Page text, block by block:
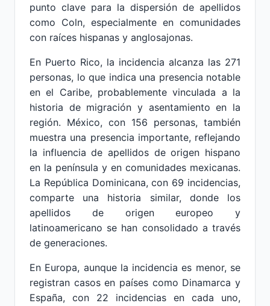
punto clave para la dispersión de apellidos
como Coln, especialmente en comunidades
con raíces hispanas y anglosajonas.
En Puerto Rico, la incidencia alcanza las 271
personas, lo que indica una presencia notable
en el Caribe, probablemente vinculada a la
historia de migración y asentamiento en la
región. México, con 156 personas, también
muestra una presencia importante, reflejando
la influencia de apellidos de origen hispano
en la península y en comunidades mexicanas.
La República Dominicana, con 69 incidencias,
comparte una historia similar, donde los
apellidos de origen europeo y
latinoamericano se han consolidado a través
de generaciones.
En Europa, aunque la incidencia es menor, se
registran casos en países como Dinamarca y
España, con 22 incidencias en cada uno,